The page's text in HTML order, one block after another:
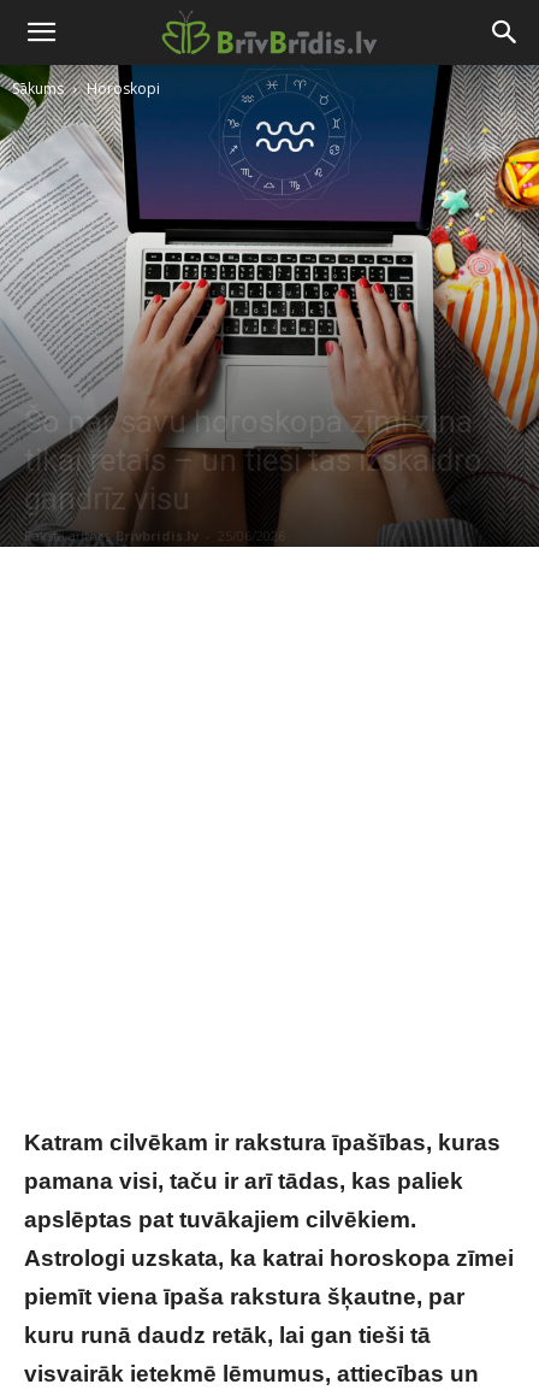
Sākums Horoskopi
Šo par savu horoskopa zīmi zina
tikai retais – un tieši tas izskaidro
gandrīz visu
Raksta autors Brivbridis.lv 25/06/2026
Katram cilvēkam ir rakstura īpašības, kuras
pamana visi, taču ir arī tādas, kas paliek
apslēptas pat tuvākajiem cilvēkiem.
Astrologi uzskata, ka katrai horoskopa zīmei
piemīt viena īpaša rakstura šķautne, par
kuru runā daudz retāk, lai gan tieši tā
visvairāk ietekmē lēmumus, attiecības un